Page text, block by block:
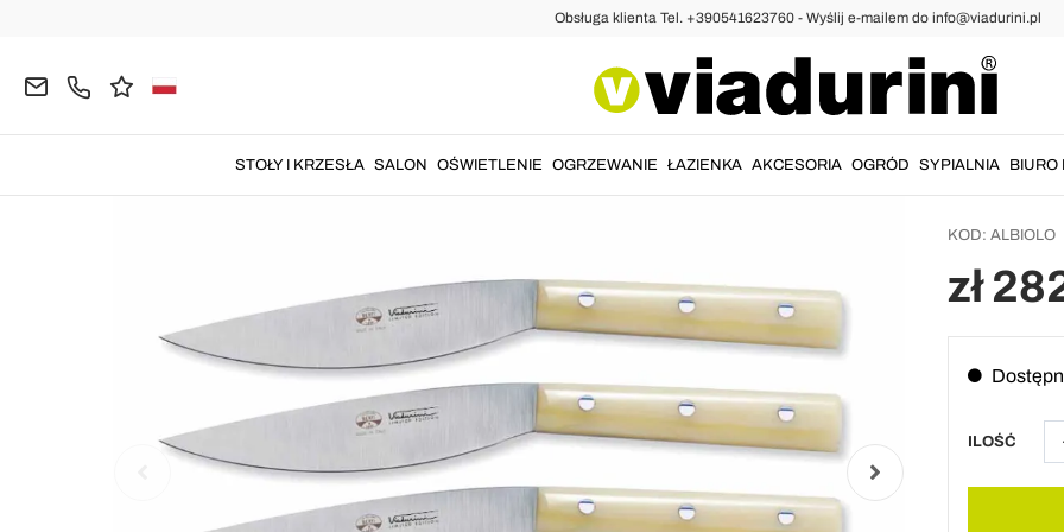
Obsługa klienta Tel. +390541623760 - Wyślij e-mailem do info@viadurini.pl
STOŁY I KRZESŁA SALON OŚWIETLENIE OGRZEWANIE ŁAZIENKA AKCESORIA OGRÓD SYPIALNIA BIURO
4
KOD: ALBIOLO
zł
ILOŚĆ